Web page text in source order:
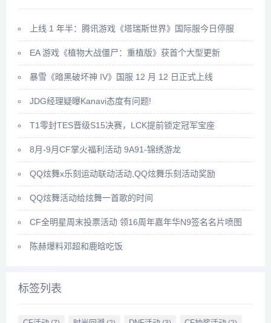
上线 1 年半：腾讯游戏《塔瑞斯世界》国际服今日停服
EA 游戏《植物大战僵尸：重植版》获首个大型更新
暴雪《暗黑破坏神 IV》国服 12 月 12 日正式上线
JDG经理疑曝Kanavi态度有问题!
T1零封TES晋级S15决赛，LCK提前锁定冠军宝座
8月-9月CF掌火福利活动 9A91-锦绣游龙
QQ炫舞x乐刻运动联动活动,QQ炫舞乐刻活动奖励
QQ炫舞活动给炫舞一首歌的时间
CF全明星周末投票活动 领16周年嘉年华N9签名名片喷图
陈赫爆料邓超和鹿晗吃饭
标签列表